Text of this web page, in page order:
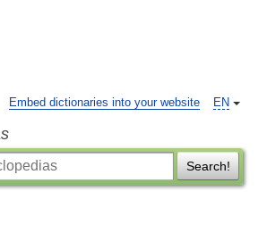
EN
Embed dictionaries into your website
Search!